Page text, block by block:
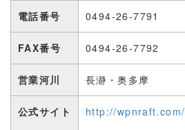
電話番号 0494-26-7791
FAX番号 0494-26-7792
営業河川 長瀞・奥多摩
公式サイト http://wpnraft.com/